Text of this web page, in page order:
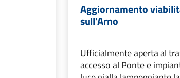
Aggiornamento
sull'Arno
Ufficialmente aperta al
accesso al Ponte e